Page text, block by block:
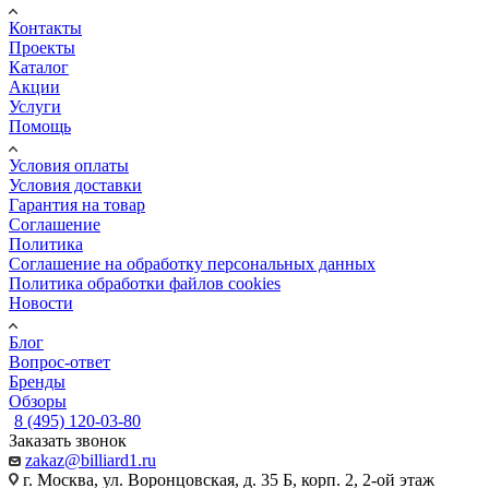
Контакты
Проекты
Каталог
Акции
Услуги
Помощь
Условия оплаты
Условия доставки
Гарантия на товар
Соглашение
Политика
Соглашение на обработку персональных данных
Политика обработки файлов cookies
Новости
Блог
Вопрос-ответ
Бренды
Обзоры
8 (495) 120-03-80
Заказать звонок
zakaz@billiard1.ru
г. Москва, ул. Воронцовская, д. 35 Б, корп. 2, 2-ой этаж